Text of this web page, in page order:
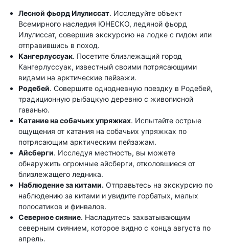
Лесной фьорд Илулиссат. Исследуйте объект
Всемирного наследия ЮНЕСКО, ледяной фьорд
Илулиссат, совершив экскурсию на лодке с гидом или
отправившись в поход.
Кангерлуссуак. Посетите близлежащий город
Кангерлуссуак, известный своими потрясающими
видами на арктические пейзажи.
Родебей. Совершите однодневную поездку в Родебей,
традиционную рыбацкую деревню с живописной
гаванью.
Катание на собачьих упряжках. Испытайте острые
ощущения от катания на собачьих упряжках по
потрясающим арктическим пейзажам.
Айсберги. Исследуя местность, вы можете
обнаружить огромные айсберги, отколовшиеся от
близлежащего ледника.
Наблюдение за китами. Отправьтесь на экскурсию по
наблюдению за китами и увидите горбатых, малых
полосатиков и финвалов.
Северное сияние. Насладитесь захватывающим
северным сиянием, которое видно с конца августа по
апрель.